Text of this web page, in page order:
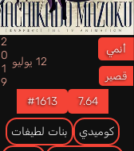
أنمي
قصير
12 يوليو 2019
7.64
#1613
كوميدي بنات لطيفات